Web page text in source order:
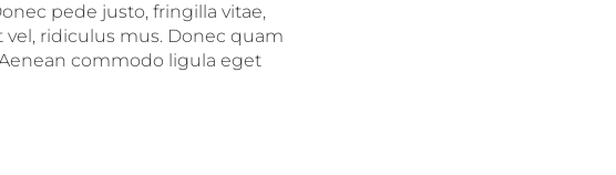
pede justo, fringilla vitae,
ridiculus mus. Donec quam
commodo ligula eget